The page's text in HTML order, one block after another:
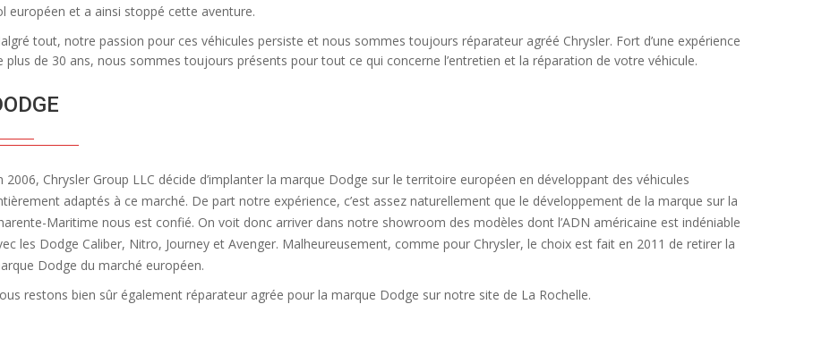
européen et a ainsi stoppé cette aventure.
tout, notre passion pour ces véhicules persiste et nous sommes toujours réparateur agréé Chrysler. Fort d’une expérience
plus de 30 ans, nous sommes toujours présents pour tout ce qui concerne l’entretien et la réparation de votre véhicule.
2006, Chrysler Group LLC décide d’implanter la marque Dodge sur le territoire européen en développant des véhicules
adaptés à ce marché. De part notre expérience, c’est assez naturellement que le développement de la marque sur la
Maritime nous est confié. On voit donc arriver dans notre showroom des modèles dont l’ADN américaine est indéniable
les Dodge Caliber, Nitro, Journey et Avenger. Malheureusement, comme pour Chrysler, le choix est fait en 2011 de retirer la
Dodge du marché européen.
restons bien sûr également réparateur agrée pour la marque Dodge sur notre site de La Rochelle.